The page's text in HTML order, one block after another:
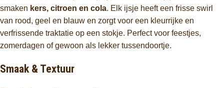
smaken kers, citroen en cola. Elk ijsje heeft een frisse swirl
van rood, geel en blauw en zorgt voor een kleurrijke en
verfrissende traktatie op een stokje. Perfect voor feestjes,
zomerdagen of gewoon als lekker tussendoortje.
Smaak & Textuur